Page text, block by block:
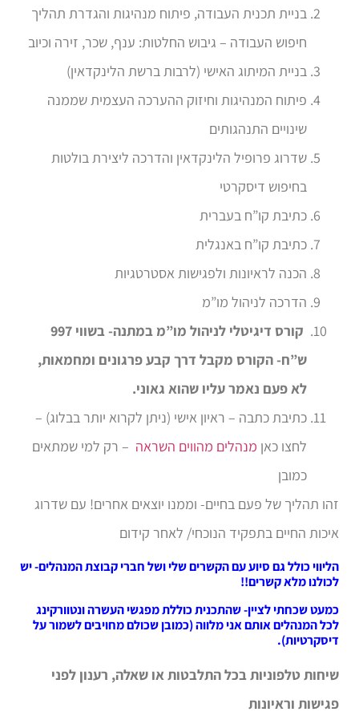
בניית תכנית העבודה, פיתוח מנהיגות והגדרת תהליך
חיפוש העבודה – גיבוש החלטות: ענף, שכר, זירה וכיוב
בניית המיתוג האישי (לרבות ברשת הלינקדאין)
פיתוח המנהיגות וחיזוק ההערכה העצמית שממנה
שינויים התנהגותים
שדרוג פרופיל הלינקדאין והדרכה ליצירת בולטות
בחיפוש דיסקרטי
כתיבת קו”ח בעברית
כתיבת קו”ח באנגלית
הכנה לראיונות ולפגישות אסטרטגיות
הדרכה לניהול מו”מ
קורס דיגיטלי לניהול מו”מ במתנה- בשווי 997
ש”ח- הקורס מקבל דרך קבע פרגונים ומחמאות,
לא פעם נאמר עליו שהוא גאוני.
כתיבת כתבה – ראיון אישי (ניתן לקרוא יותר בבלוג) –
לחצו כאן מנהלים מהווים השראה – רק למי שמתאים
כמובן
זהו תהליך של פעם בחיים- וממנו יוצאים אחרים! עם שדרוג
איכות החיים בתפקיד הנוכחי/ לאחר קידום
הליווי כולל גם סיוע עם הקשרים שלי ושל חברי קבוצת המנהלים- יש
לכולנו מלא קשרים!!
כמעט שכחתי לציין- שהתכנית כוללת מפגשי העשרה ונטוורקינג
לכל המנהלים אותם אני מלווה (כמובן שכולם מחויבים לשמור על
דיסקרטיות).
שיחות טלפוניות בכל התלבטות או שאלה, רענון לפני
פגישות וראיונות